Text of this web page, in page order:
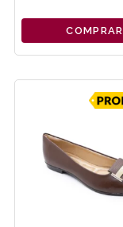
COMPRAR